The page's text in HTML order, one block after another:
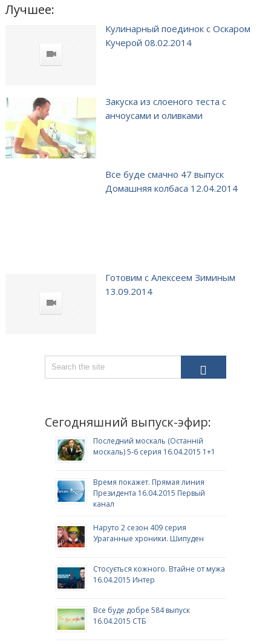
Лучшее:
Кулинарный поединок с Оскаром
Кучерой 08.02.2014
Закуска из слоеного теста с
анчоусами и оливками
Все буде смачно 47 выпуск
Домашняя колбаса 12.04.2014
Готовим с Алексеем Зиминым
13.09.2014
Сегодняшний выпуск-эфир:
Последний москаль (Останній
москаль) 5-6 серия 16.04.2015 1+1
Время покажет. Прямая линия
Президента 16.04.2015 Первый
канал
Наруто 2 сезон 409 серия
Ураганные хроники. Шипуден
Стосується кожного. Втайне от мужа
16.04.2015 Интер
Все буде добре 584 выпуск
16.04.2015 СТБ